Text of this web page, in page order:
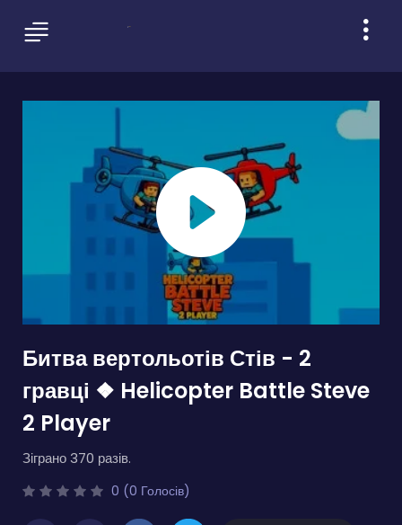
Битва вертольотів Стів - 2
гравці ❖ Helicopter Battle Steve
2 Player
Зіграно 370 разів.
0 (0 Голосів)